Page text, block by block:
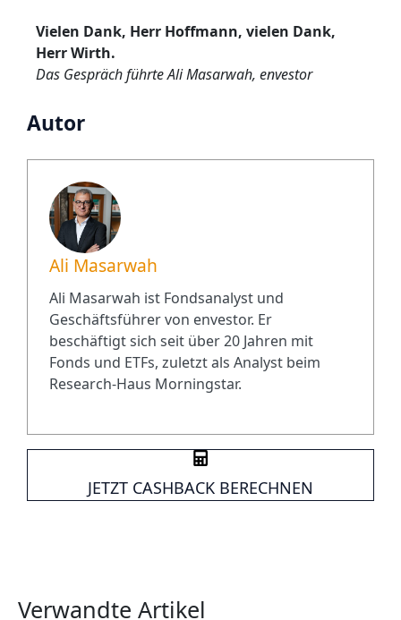
Vielen Dank, Herr Hoffmann, vielen Dank,
Herr Wirth.
Das Gespräch führte Ali Masarwah, envestor
Autor
Ali Masarwah
Ali Masarwah ist Fondsanalyst und
Geschäftsführer von envestor. Er
beschäftigt sich seit über 20 Jahren mit
Fonds und ETFs, zuletzt als Analyst beim
Research-Haus Morningstar.
JETZT CASHBACK BERECHNEN
Verwandte Artikel